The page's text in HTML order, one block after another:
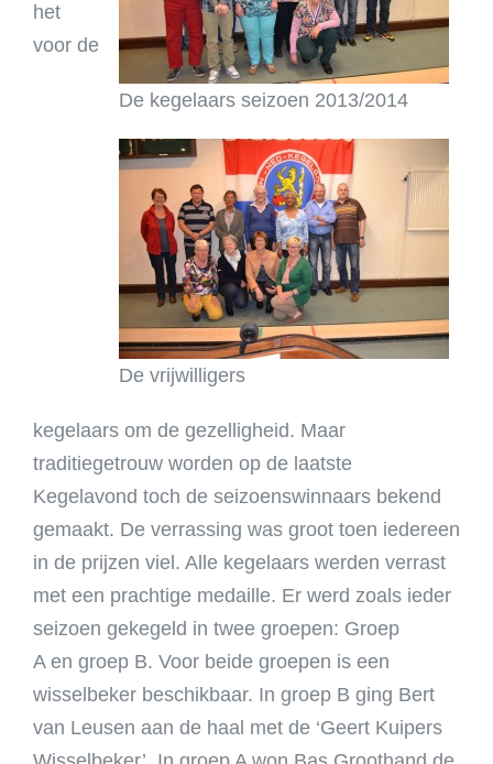
De kegelaars seizoen 2013/2014
De vrijwilligers
het
voor de
kegelaars om de gezelligheid. Maar
traditiegetrouw worden op de laatste
Kegelavond toch de seizoenswinnaars bekend
gemaakt. De verrassing was groot toen iedereen
in de prijzen viel. Alle kegelaars werden verrast
met een prachtige medaille. Er werd zoals ieder
seizoen gekegeld in twee groepen: Groep
A en groep B. Voor beide groepen is een
wisselbeker beschikbaar. In groep B ging Bert
van Leusen aan de haal met de ‘Geert Kuipers